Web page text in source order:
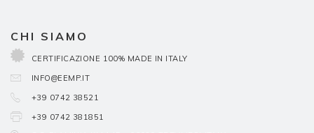
CHI SIAMO
CERTIFICAZIONE 100% MADE IN ITALY
INFO@EEMP.IT
+39 0742 38521
+39 0742 381851